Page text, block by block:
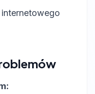
internetowego